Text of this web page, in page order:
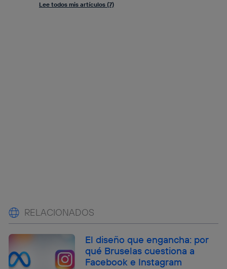
Lee todos mis artículos (7)
RELACIONADOS
El diseño que engancha: por
qué Bruselas cuestiona a
Facebook e Instagram